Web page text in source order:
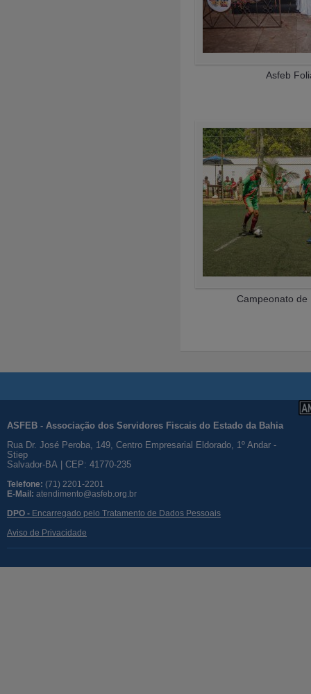
Asfeb
Campeonato de
ASFEB - Associação dos Servidores Fiscais do Estado da Bahia
Rua Dr. José Peroba, 149, Centro Empresarial Eldorado, 1º Andar -
Stiep
Salvador-BA | CEP: 41770-235
Telefone: (71) 2201-2201
E-Mail: atendimento@asfeb.org.br
DPO - Encarregado pelo Tratamento de Dados Pessoais
Aviso de Privacidade